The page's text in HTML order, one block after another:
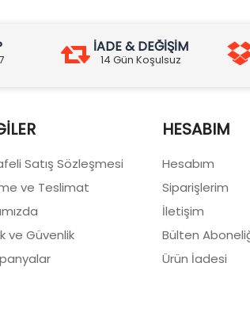
İADE & DEĞİŞİM
14 Gün Koşulsuz
Satış Sözleşmesi
ve Teslimat
ve Güvenlik
HESABIM
Hesabım
Siparişlerim
İletişim
Bülten
Ürün İadesi